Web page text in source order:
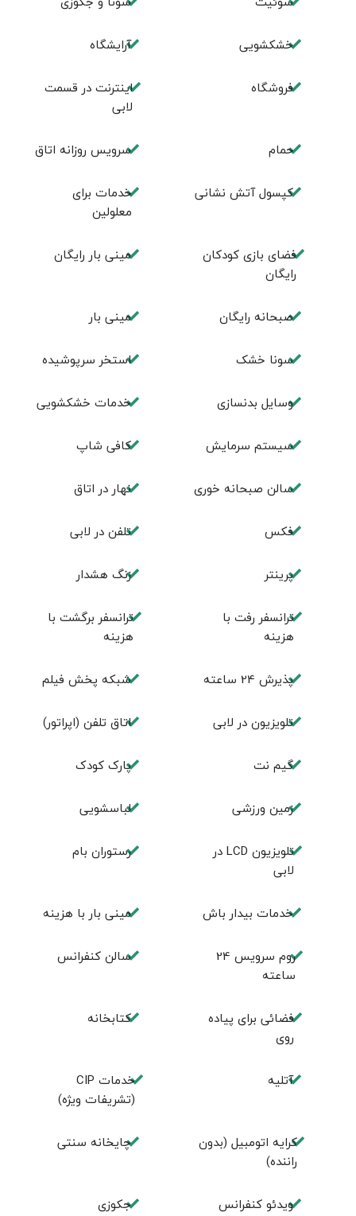
خشکشویی آرایشگاه
فروشگاه
اینترنت در قسمت
لابی
حمام سرویس روزانه اتاق
کپسول آتش نشانی
خدمات برای
معلولین
فضای بازی کودکان
رایگان
مینی بار رایگان
صبحانه رایگان مینی بار
سونا خشک استخر سرپوشیده
وسایل بدنسازی خدمات خشکشویی
سیستم سرمایش كافی شاپ
سالن صبحانه خوری نهار در اتاق
فكس تلفن در لابی
پرینتر زنگ هشدار
ترانسفر رفت با
هزینه
ترانسفر برگشت با
هزینه
پذیرش 24 ساعته شبکه پخش فیلم
تلویزیون در لابی اتاق تلفن (اپراتور)
گیم نت پارک کودک
زمین ورزشی لباسشویی
تلويزيون LCD در
لابی
رستوران بام
خدمات بیدار باش مینی بار با هزینه
روم سرويس 24
ساعته
سالن كنفرانس
فضائی برای پياده
روی
كتابخانه
آتلیه
خدمات CIP
(تشریفات ویژه)
کرایه اتومبیل (بدون
راننده)
چايخانه سنتی
ويدئو كنفرانس جكوزی